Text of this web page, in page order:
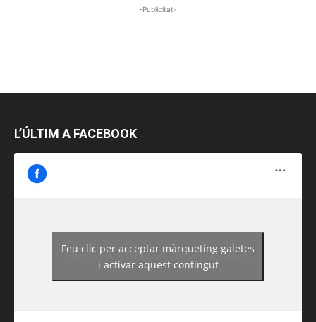
-Publicitat-
L’ÚLTIM A FACEBOOK
https://www.facebook.com/guiadereus/
Feu clic per acceptar màrqueting galetes
i activar aquest contingut